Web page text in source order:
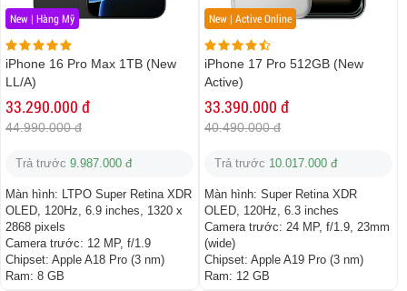
New | Hàng Mỹ
iPhone 16 Pro Max 1TB (New
LL/A)
33.290.000 đ
44.990.000 đ
Trả trước 9.987.000 đ
Màn hình: LTPO Super Retina XDR
OLED, 120Hz, 6.9 inches, 1320 x
2868 pixels
Camera trước: 12 MP, f/1.9
Chipset: Apple A18 Pro (3 nm)
Ram: 8 GB
New | Active Online
iPhone 17 Pro 512GB (New
Active)
33.390.000 đ
40.490.000 đ
Trả trước 10.017.000 đ
Màn hình: Super Retina XDR
OLED, 120Hz, 6.3 inches
Camera trước: 24 MP, f/1.9, 23mm
(wide)
Chipset: Apple A19 Pro (3 nm)
Ram: 12 GB